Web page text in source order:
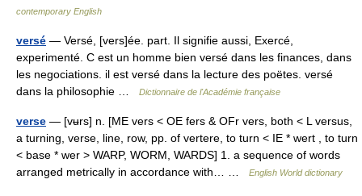
contemporary English
versé — Versé, [vers]ée. part. Il signifie aussi, Exercé,
experimenté. C est un homme bien versé dans les finances, dans
les negociations. il est versé dans la lecture des poëtes. versé
dans la philosophie …
Dictionnaire de l'Académie française
verse — [vʉrs] n. [ME vers < OE fers & OFr vers, both < L versus,
a turning, verse, line, row, pp. of vertere, to turn < IE * wert , to turn
< base * wer > WARP, WORM, WARDS] 1. a sequence of words
arranged metrically in accordance with… …
English World dictionary